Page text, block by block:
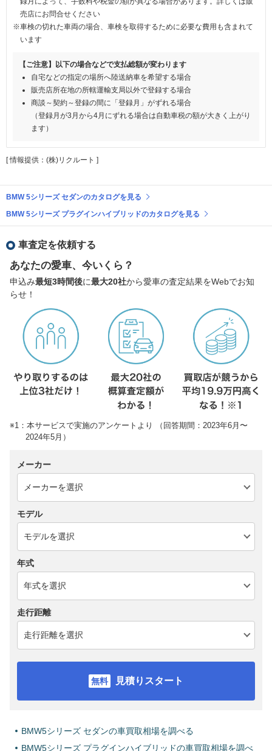
売店にお問合せください
※車検の切れた車両の場合、車検を取得するために必要な費用も含まれて
います
【ご注意】以下の場合などで支払総額が変わります
自宅などの指定の場所へ陸送納車を希望する場合
販売店所在地の所轄運輸支局以外で登録する場合
商談～契約～登録の間に「登録月」がずれる場合
（登録月が3月から4月にずれる場合は自動車税の額が大きく上がり
ます）
[ 情報提供：(株)リクルート ]
BMW 5シリーズ セダンのカタログを見る
BMW 5シリーズ プラグインハイブリッドのカタログを見る
車査定を依頼する
あなたの愛車、今いくら？
申込み最短3時間後に最大20社から愛車の査定結果をWebでお知
らせ！
※1：本サービスで実施のアンケートより （回答期間：2023年6月〜
2024年5月）
メーカー
モデル
年式
走行距離
見積りスタート
BMW5シリーズ セダンの車買取相場を調べる
BMW5シリーズ プラグインハイブリッドの車買取相場を調べ